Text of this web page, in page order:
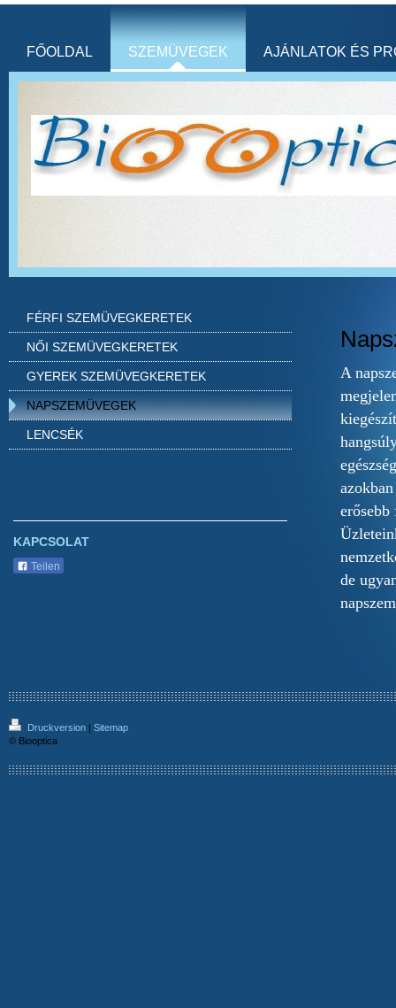
FŐOLDAL SZEMÜVEGEK AJÁNLATOK ÉS
A
erősebb
de
FÉRFI SZEMÜVEGKERETEK
NŐI SZEMÜVEGKERETEK
GYEREK SZEMÜVEGKERETEK
NAPSZEMÜVEGEK
LENCSÉK
KAPCSOLAT
Teilen
Druckversion | Sitemap
© Biooptica